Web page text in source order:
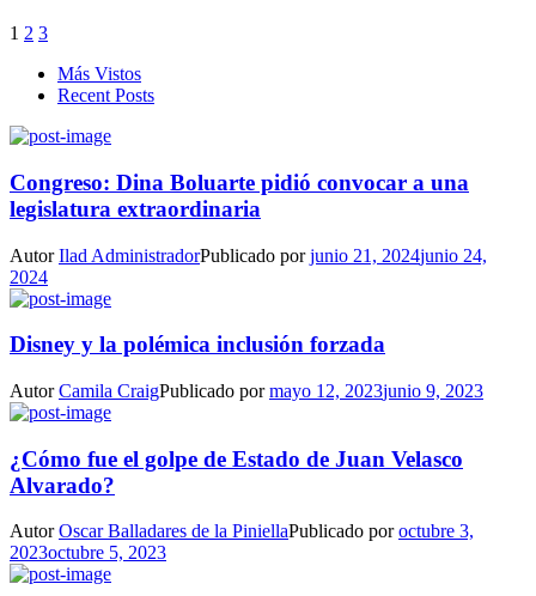
1 2 3
Más Vistos
Recent Posts
Congreso: Dina Boluarte pidió convocar a una
legislatura extraordinaria
AutorIlad AdministradorPublicado porjunio 21, 2024junio 24,
2024
Disney y la polémica inclusión forzada
AutorCamila CraigPublicado pormayo 12, 2023junio 9, 2023
¿Cómo fue el golpe de Estado de Juan Velasco
Alvarado?
AutorOscar Balladares de la PiniellaPublicado poroctubre 3,
2023octubre 5, 2023